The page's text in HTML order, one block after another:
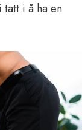
i å ha en